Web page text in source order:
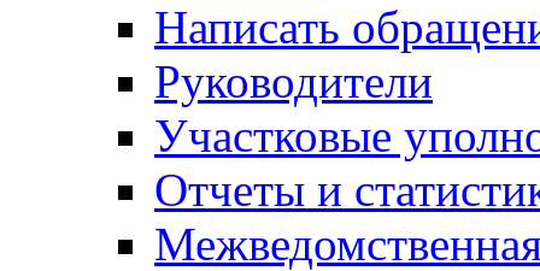
Написать
Руководители
Участковые
Отчеты и